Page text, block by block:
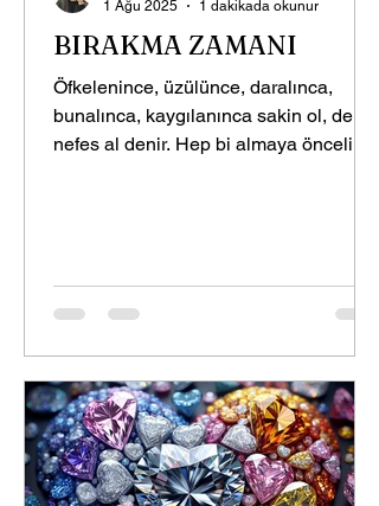
BIRAKMA ZAMANI
Öfkelenince, üzülünce, daralınca,
bunalınca, kaygılanınca sakin ol, derin
nefes al denir. Hep bi almaya öncelik
1 Ağu 2025
1 dakikada okunur